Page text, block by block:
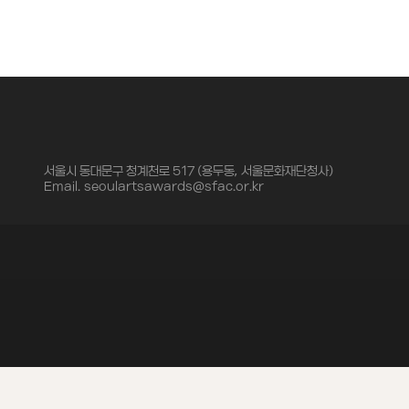
서울시 동대문구 청계천로 517 (용두동, 서울문화재단청사)
Email. seoulartsawards@sfac.or.kr